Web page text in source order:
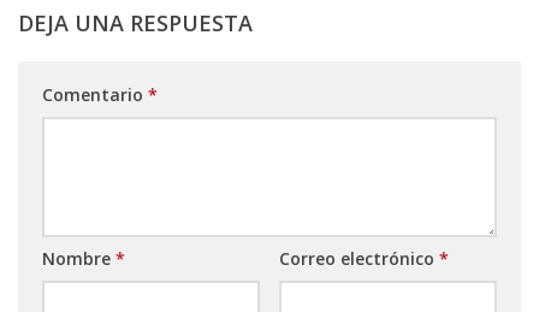
DEJA UNA RESPUESTA
Comentario *
Nombre * Correo electrónico *